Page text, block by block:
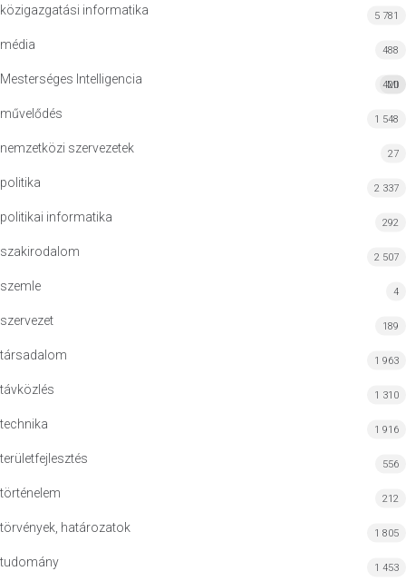
közigazgatási informatika 5 781
média 488
Mesterséges Intelligencia MI
420
művelődés 1 548
nemzetközi szervezetek 27
politika 2 337
politikai informatika 292
szakirodalom 2 507
szemle 4
szervezet 189
társadalom 1 963
távközlés 1 310
technika 1 916
területfejlesztés 556
történelem 212
törvények, határozatok 1 805
tudomány 1 453